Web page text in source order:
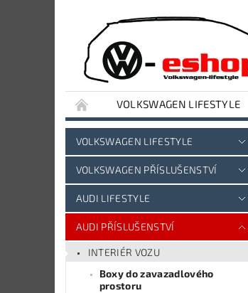
VOLKSWAGEN LIFESTYLE
VYBAVENÍ DÍLNY A GARÁŽE
VOLKSWAGEN LIFESTYLE
VOLKSWAGEN PŘÍSLUŠENSTVÍ
AUDI LIFESTYLE
AUDI PŘÍSLUŠENSTVÍ
INTERIÉR VOZU
Boxy do zavazadlového
prostoru